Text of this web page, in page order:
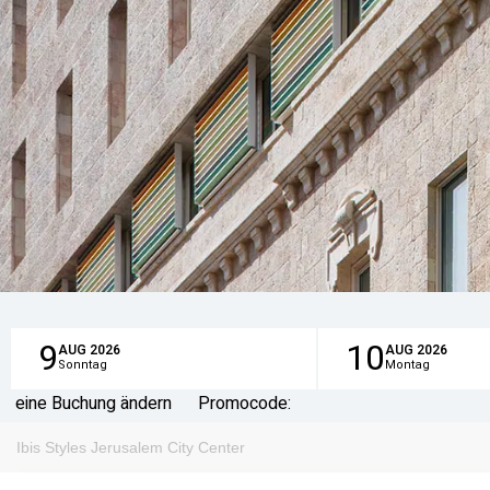
9AUG 2026
Sonntag 10AUG 2026
Montag
Promocode:
eine Buchung ändern
Ibis Styles Jerusalem City Center